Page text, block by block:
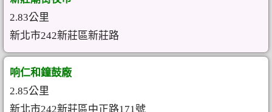
2.83公里
新北市242新莊區新莊路
响仁和鐘鼓廠
2.85公里
新北市242新莊區中正路171號